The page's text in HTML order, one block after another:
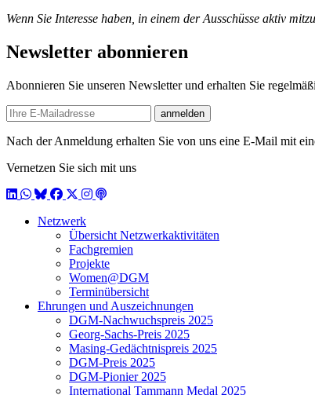
Wenn Sie Interesse haben, in einem der Ausschüsse aktiv
Newsletter abonnieren
Abonnieren Sie unseren Newsletter und erhalten Sie
E-mail
anmelden
Nach der Anmeldung erhalten Sie von uns eine E-Mail mit
Vernetzen Sie sich mit uns
LinkedIn
WhatsApp
BlueSky
Facebook
X / Twitter
Instagram
Podcast
Netzwerk
Übersicht Netzwerkaktivitäten
Fachgremien
Projekte
Women@DGM
Terminübersicht
Ehrungen und Auszeichnungen
DGM-Nachwuchspreis 2025
Georg-Sachs-Preis 2025
Masing-Gedächtnispreis 2025
DGM-Preis 2025
DGM-Pionier 2025
International Tammann Medal 2025